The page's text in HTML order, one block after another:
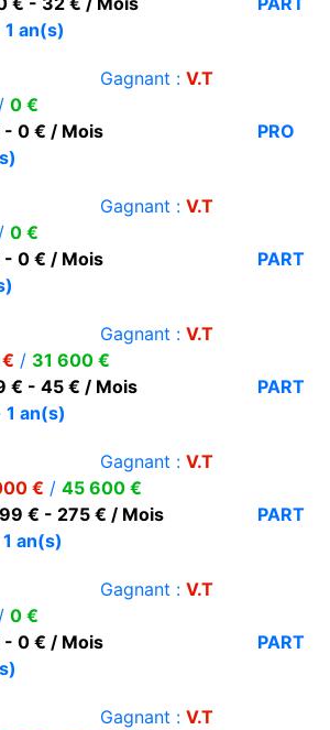
1 an(s)
Gagnant : V.T
/ 0 €
- 0 € / Mois
PRO
Gagnant : V.T
/ 0 €
- 0 € / Mois
PART
Gagnant : V.T
/ 31 600 €
€ - 45 € / Mois
PART
1 an(s)
Gagnant : V.T
€ / 45 600 €
€ - 275 € / Mois
PART
1 an(s)
Gagnant : V.T
/ 0 €
- 0 € / Mois
PART
Gagnant : V.T